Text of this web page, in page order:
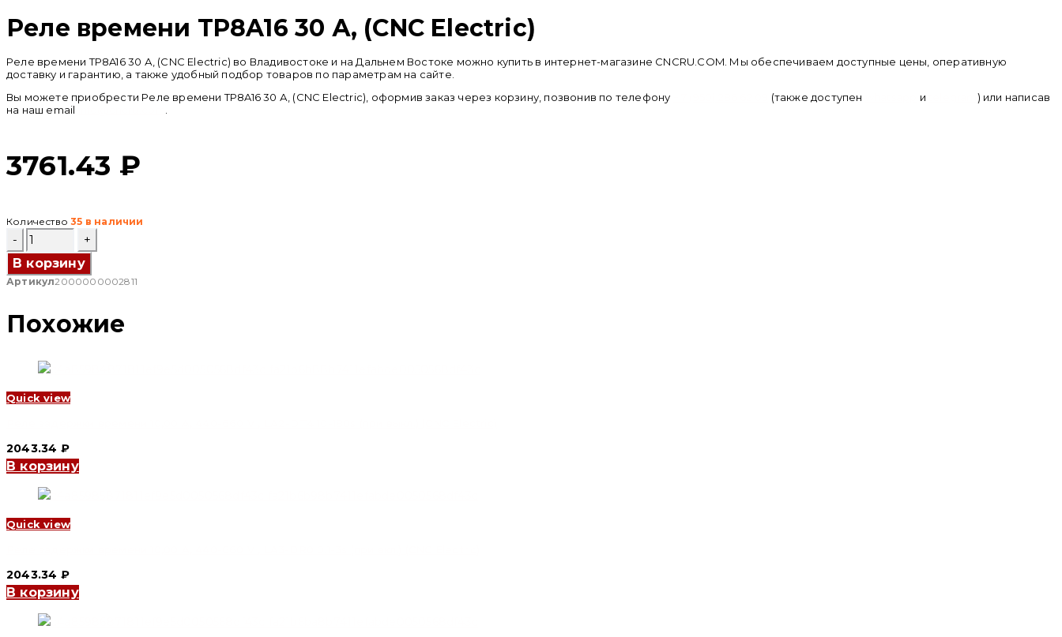
Реле времени TP8A16 30 А, (CNC Electric)
Реле времени TP8A16 30 А, (CNC Electric) во Владивостоке и на Дальнем Востоке можно купить в интернет-магазине CNCRU.COM. Мы обеспечиваем доступные цены, оперативную
доставку и гарантию, а также удобный подбор товаров по параметрам на сайте.
Вы можете приобрести Реле времени TP8A16 30 А, (CNC Electric), оформив заказ через корзину, позвонив по телефону
(также доступен и
) или написав
на наш email
3761.43 ₽
Количество 35 в наличии
Количество
товара
Реле
времени
TP8A16
(CNC
Electric)
В корзину
Артикул2000000002811
Похожие
Quick view
2043.34 ₽
В корзину
Quick view
2043.34 ₽
В корзину